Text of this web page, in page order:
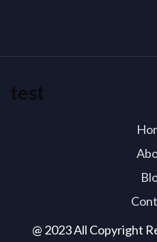
@ 2023 All Copyright
test